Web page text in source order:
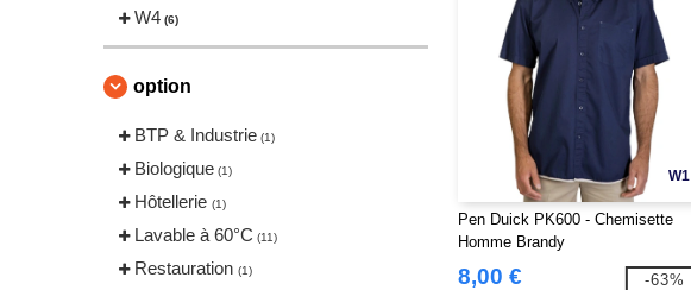
Tee Jays
VELILLA (13)
W4 (6)
option
BTP & Industrie (1)
Biologique (1)
Hôtellerie (1)
Lavable à 60°C (11)
Restauration (1)
W1
Pen Duick PK600 - Chemisette
Homme Brandy
8,00 € -63%